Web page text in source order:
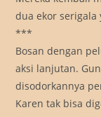
dua ekor serigala
***
Bosan dengan
aksi lanjutan.
disodorkannya
Karen tak bisa